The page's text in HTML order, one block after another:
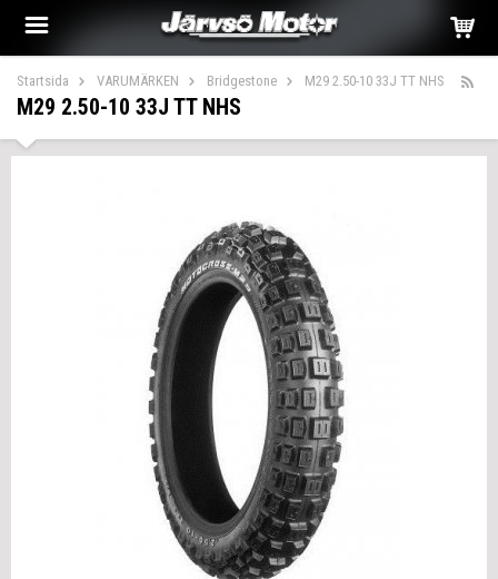
Startsida VARUMÄRKEN Bridgestone M29 2.50-10 33J TT NHS
M29 2.50-10 33J TT NHS